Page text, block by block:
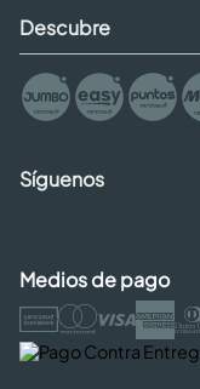
Descubre
Síguenos
Medios de pago